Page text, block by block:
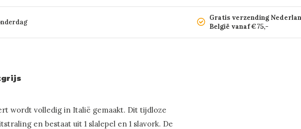
Gratis verzending
België vanaf €75,-
wordt volledig in Italië gemaakt. Dit tijdloze
en bestaat uit 1 slalepel en 1 slavork. De